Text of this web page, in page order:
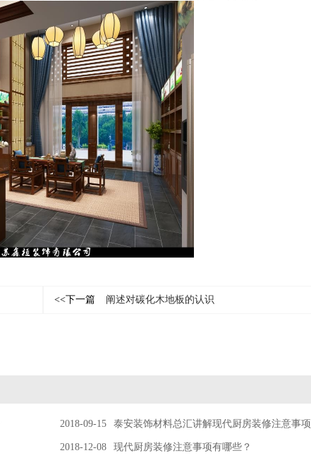
<<下一篇 阐述对碳化木地板的认识
2018-09-15 泰安装饰材料总汇讲解现代厨房装修注意事项
2018-12-08 现代厨房装修注意事项有哪些？